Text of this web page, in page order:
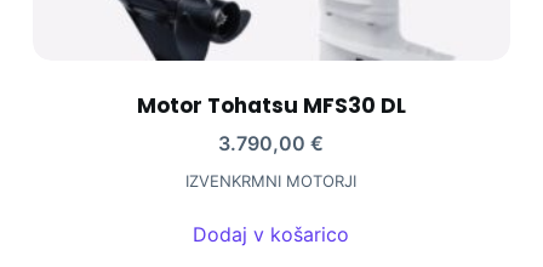
Motor Tohatsu MFS30 DL
3.790,00€
IZVENKRMNI MOTORJI
Dodaj v košarico